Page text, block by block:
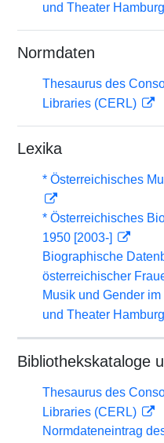
und Theater
Normdaten
Thesaurus des
Libraries (CERL)
Lexika
* Österreichisches
* Österreichisches
1950 [2003-]
Biographische
österreichischer
Musik und Gender
und Theater
Bibliothekskataloge
Thesaurus des
Libraries (CERL)
Normdateneintrag